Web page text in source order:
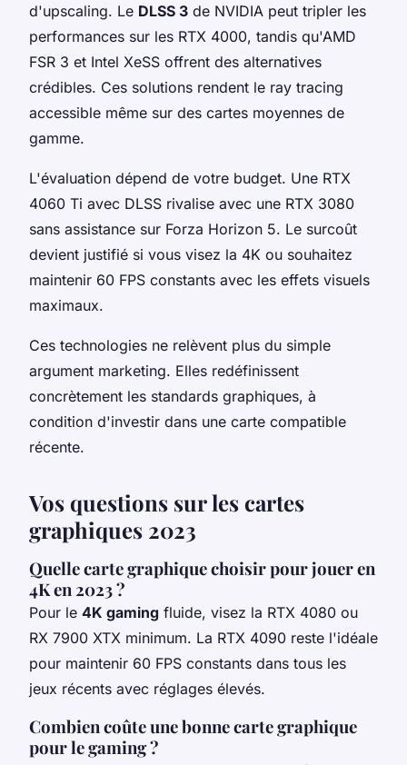
d'upscaling. Le DLSS 3 de NVIDIA peut tripler les
performances sur les RTX 4000, tandis qu'AMD
FSR 3 et Intel XeSS offrent des alternatives
crédibles. Ces solutions rendent le ray tracing
accessible même sur des cartes moyennes de
gamme.
L'évaluation dépend de votre budget. Une RTX
4060 Ti avec DLSS rivalise avec une RTX 3080
sans assistance sur Forza Horizon 5. Le surcoût
devient justifié si vous visez la 4K ou souhaitez
maintenir 60 FPS constants avec les effets visuels
maximaux.
Ces technologies ne relèvent plus du simple
argument marketing. Elles redéfinissent
concrètement les standards graphiques, à
condition d'investir dans une carte compatible
récente.
Vos questions sur les cartes
graphiques 2023
Quelle carte graphique choisir pour jouer en
4K en 2023 ?
Pour le 4K gaming fluide, visez la RTX 4080 ou
RX 7900 XTX minimum. La RTX 4090 reste l'idéale
pour maintenir 60 FPS constants dans tous les
jeux récents avec réglages élevés.
Combien coûte une bonne carte graphique
pour le gaming ?